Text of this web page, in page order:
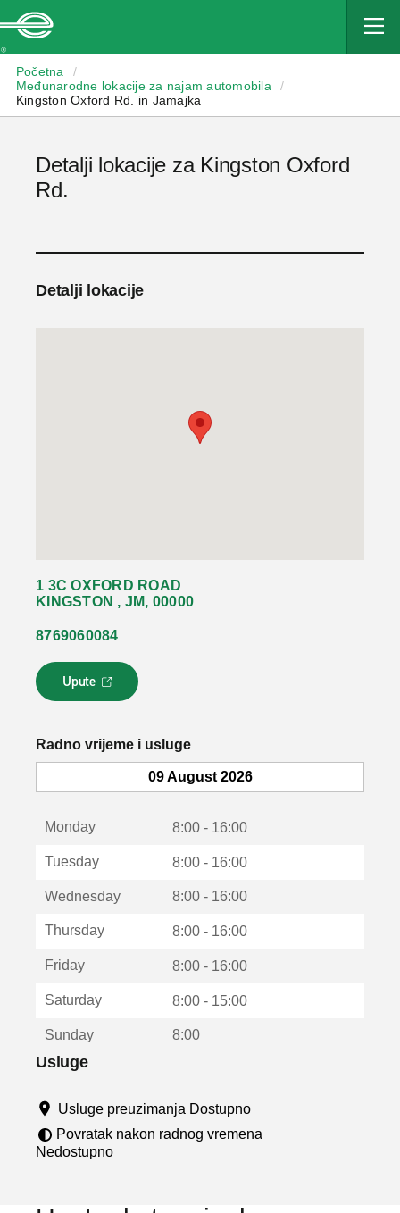
Početna
/
Međunarodne lokacije za najam automobila
/
Kingston Oxford Rd. in Jamajka
Detalji lokacije za Kingston Oxford
Rd.
Detalji lokacije
1 3C OXFORD ROAD
KINGSTON , JM, 00000
8769060084
Upute
L
i
k
o
u
u
Radno vrijeme i usluge
09 August 2026
Monday 8:00 - 16:00
Tuesday 8:00 - 16:00
Wednesday 8:00 - 16:00
Thursday 8:00 - 16:00
Friday 8:00 - 16:00
Saturday 8:00 - 15:00
Sunday 8:00
Usluge
Usluge preuzimanja Dostupno
Povratak nakon radnog vremena
Nedostupno